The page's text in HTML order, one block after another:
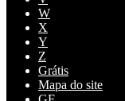
W
X
Y
Z
Grátis
Mapa do site